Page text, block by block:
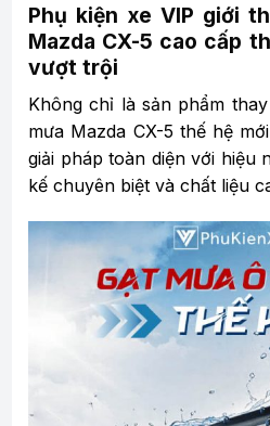
Phụ kiện xe VIP giới
Mazda CX-5 cao cấp
vượt trội
Không chỉ là sản phẩm
mưa Mazda CX-5 thế hệ
giải pháp toàn diện với hiệu
kế chuyên biệt và chất liệu